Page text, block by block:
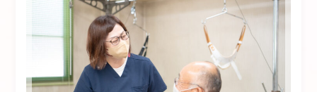
一層精励する決意です。何卒よろしくお願い致し
ます。
「片嶋循環器内科・外科クリニック」 へ名称変